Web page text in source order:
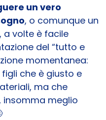
un vero
, o comunque un
a volte è facile
del “tutto e
momentanea:
che è giusto e
ma che
insomma meglio